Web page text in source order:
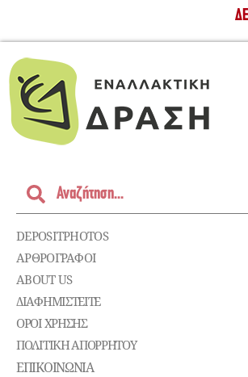
DEPOSITPHOTOS
ΑΡΘΡΟΓΡΑΦΟΙ
ABOUT US
ΔΙΑΦΗΜΙΣΤΕΊΤΕ
ΌΡΟΙ ΧΡΉΣΗΣ
ΠΟΛΙΤΙΚΉ ΑΠΟΡΡΉΤΟΥ
ΕΠΙΚΟΙΝΩΝΊΑ